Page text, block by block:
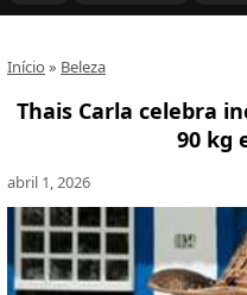
Início » Beleza
Thais Carla celebra
90 kg
abril 1, 2026